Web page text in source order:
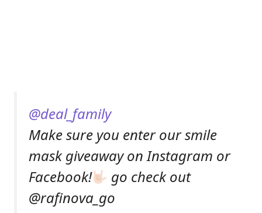
@deal_family
Make sure you enter our smile
mask giveaway on Instagram or
Facebook!
go check out
@rafinova_go